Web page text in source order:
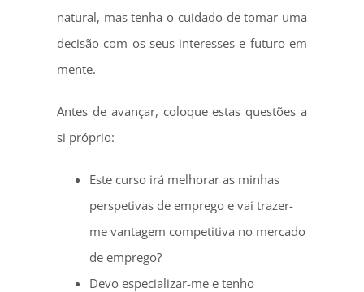
natural, mas tenha o cuidado de tomar uma
decisão com os seus interesses e futuro em
mente.
Antes de avançar, coloque estas questões a
si próprio:
Este curso irá melhorar as minhas
perspetivas de emprego e vai trazer-
me vantagem competitiva no mercado
de emprego?
Devo especializar-me e tenho